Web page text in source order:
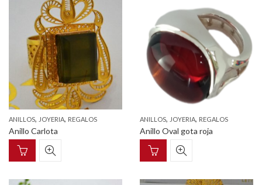
ANILLOS, JOYERIA, REGALOS
Anillo Carlota
ANILLOS, JOYERIA, REGALOS
Anillo Oval gota roja